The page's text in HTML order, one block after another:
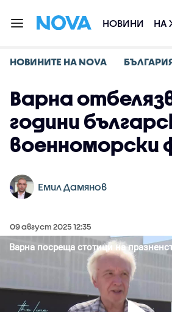
НОВИНИ НА
НОВИНИТЕ НА NOVA
Варна
години
военноморски
Емил Дамянов
09 август 2025 12:35